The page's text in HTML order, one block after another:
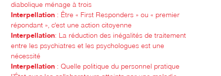
diabolique ménage à trois
Interpellation : Être « First Responders » ou « premier
répondant », c'est une action citoyenne
Interpellation: La réduction des inégalités de traitement
entre les psychiatres et les psychologues est une
nécessité
Interpellation : Quelle politique du personnel pratique